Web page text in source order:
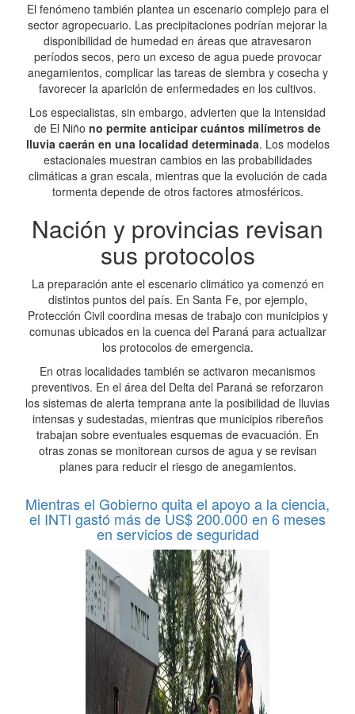
El fenómeno también plantea un escenario complejo para el
sector agropecuario. Las precipitaciones podrían mejorar la
disponibilidad de humedad en áreas que atravesaron
períodos secos, pero un exceso de agua puede provocar
anegamientos, complicar las tareas de siembra y cosecha y
favorecer la aparición de enfermedades en los cultivos.
Los especialistas, sin embargo, advierten que la intensidad
de El Niño no permite anticipar cuántos milímetros de
lluvia caerán en una localidad determinada. Los modelos
estacionales muestran cambios en las probabilidades
climáticas a gran escala, mientras que la evolución de cada
tormenta depende de otros factores atmosféricos.
Nación y provincias revisan
sus protocolos
La preparación ante el escenario climático ya comenzó en
distintos puntos del país. En Santa Fe, por ejemplo,
Protección Civil coordina mesas de trabajo con municipios y
comunas ubicados en la cuenca del Paraná para actualizar
los protocolos de emergencia.
En otras localidades también se activaron mecanismos
preventivos. En el área del Delta del Paraná se reforzaron
los sistemas de alerta temprana ante la posibilidad de lluvias
intensas y sudestadas, mientras que municipios ribereños
trabajan sobre eventuales esquemas de evacuación. En
otras zonas se monitorean cursos de agua y se revisan
planes para reducir el riesgo de anegamientos.
Mientras el Gobierno quita el apoyo a la ciencia,
el INTI gastó más de US$ 200.000 en 6 meses
en servicios de seguridad